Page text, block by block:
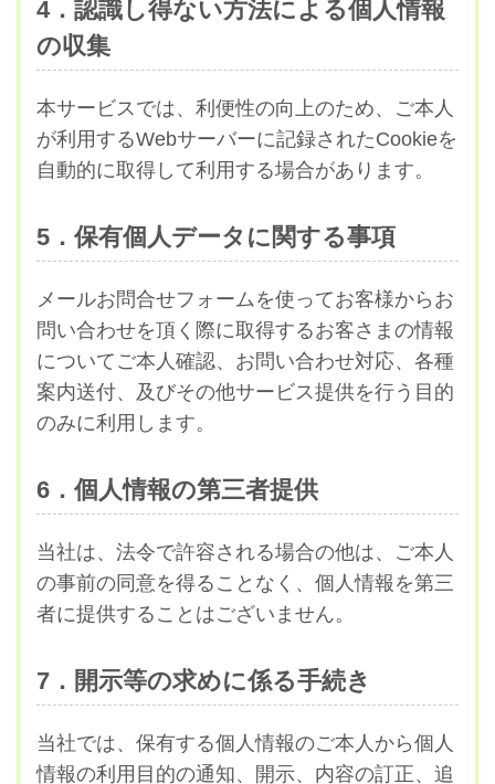
4．認識し得ない方法による個人情報
の収集
本サービスでは、利便性の向上のため、ご本人
が利用するWebサーバーに記録されたCookieを
自動的に取得して利用する場合があります。
5．保有個人データに関する事項
メールお問合せフォームを使ってお客様からお
問い合わせを頂く際に取得するお客さまの情報
についてご本人確認、お問い合わせ対応、各種
案内送付、及びその他サービス提供を行う目的
のみに利用します。
6．個人情報の第三者提供
当社は、法令で許容される場合の他は、ご本人
の事前の同意を得ることなく、個人情報を第三
者に提供することはございません。
7．開示等の求めに係る手続き
当社では、保有する個人情報のご本人から個人
情報の利用目的の通知、開示、内容の訂正、追